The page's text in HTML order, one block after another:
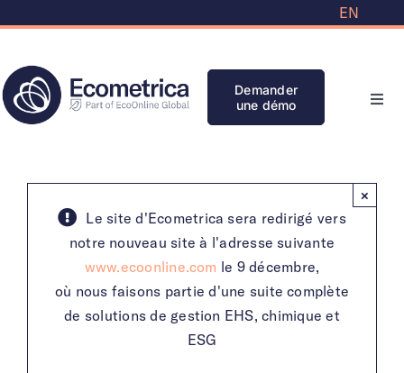
EN
Demander
une démo
Partenaires
Banque de connaissances
Le site d'Ecometrica sera redirigé vers
notre nouveau site à l'adresse suivante
www.ecoonline.com le 9 décembre,
où nous faisons partie d'une suite complète
de solutions de gestion EHS, chimique et
ESG
×